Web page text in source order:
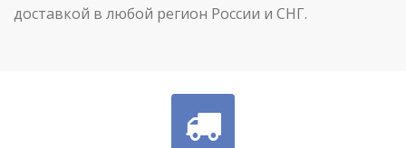
доставкой в любой регион России и СНГ.